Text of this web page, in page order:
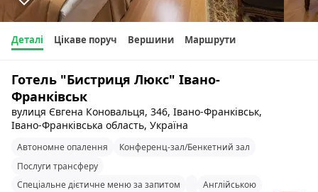
Деталі Цікаве поруч Вершини Маршрути
Готель "Бистриця Люкс" Івано-
Франківськ
вулиця Євгена Коновальця, 346, Івано-Франківськ,
Івано-Франківська область, Україна
Автономне опалення
Конференц-зал/Бенкетний зал
Послуги трансферу
Спеціальне дієтичне меню за запитом
Англійською